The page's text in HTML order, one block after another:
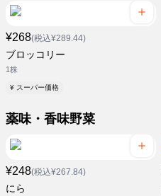
¥268(税込¥289.44)
ブロッコリー
1株
¥ スーパー価格
薬味・香味野菜
¥248(税込¥267.84)
にら